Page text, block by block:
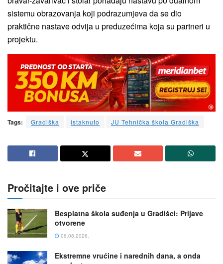
sistemu obrazovanja koji podrazumjeva da se dio
praktične nastave odvija u preduzećima koja su partneri u
projektu.
Tags: Gradiška istaknuto JU Tehnička škola Gradiška
Pročitajte i ove priče
Besplatna škola suđenja u Gradišci: Prijave
otvorene
06.08.2026.
Ekstremne vrućine i narednih dana, a onda